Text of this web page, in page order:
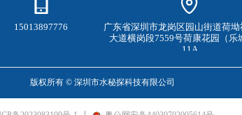
15013897776
版权所有 © 深圳市水秘探科技有限公司
广东省深圳市龙岗区园山街道荷坳
大道横岗段7559号荷康花园（乐
11A